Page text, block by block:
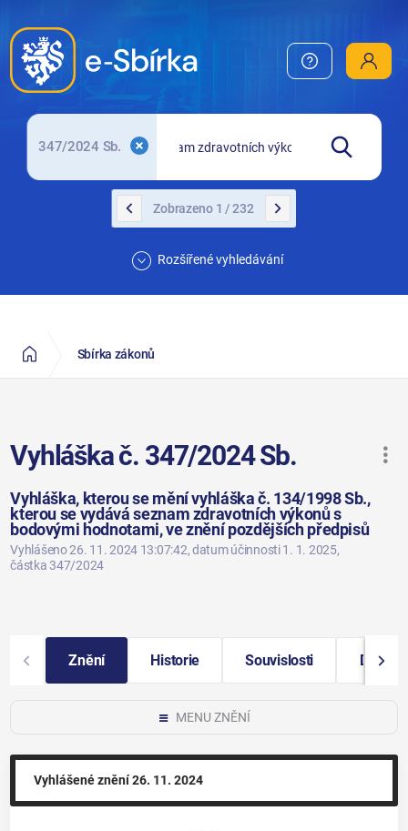
347/2024 Sb.
Zobrazeno 1 / 232
Rozšířené vyhledávání
Sbírka zákonů
Vyhláška č. 347/2024 Sb.
Vyhláška, kterou se mění vyhláška č. 134/1998 Sb.,
kterou se vydává seznam zdravotních výkonů s
bodovými hodnotami, ve znění pozdějších předpisů
Vyhlášeno 26. 11. 2024 13:07:42, datum účinnosti 1. 1. 2025,
částka 347/2024
Znění Historie Souvislosti Další
MENU ZNĚNÍ
Vyhlášené znění26. 11. 2024